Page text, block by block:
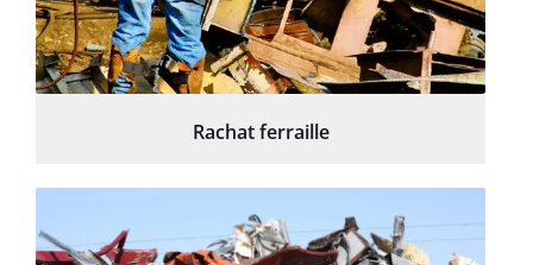
Rachat ferraille